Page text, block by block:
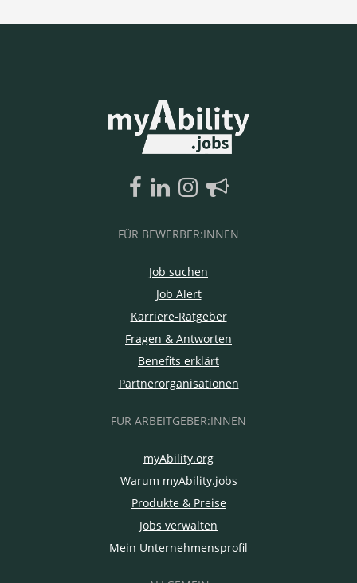
FÜR BEWERBER:INNEN
Job suchen
Job Alert
Karriere-Ratgeber
Fragen & Antworten
Benefits erklärt
Partnerorganisationen
FÜR ARBEITGEBER:INNEN
myAbility.org
Warum myAbility.jobs
Produkte & Preise
Jobs verwalten
Mein Unternehmensprofil